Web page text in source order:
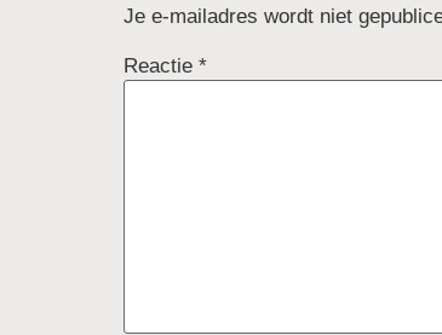
Je e-mailadres wordt niet
Reactie *